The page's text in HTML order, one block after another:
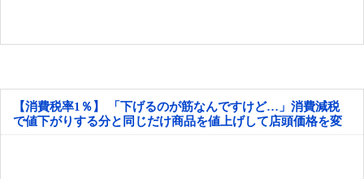
【消費税率1％】 「下げるのが筋なんですけど…」消費減税
で値下がりする分と同じだけ商品を値上げして店頭価格を変
えない店も